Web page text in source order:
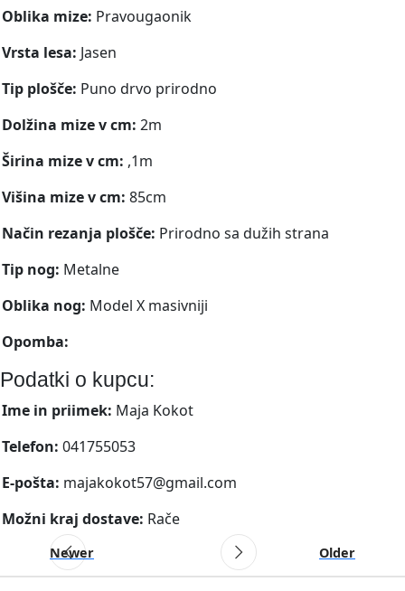
Oblika mize: Pravougaonik
Vrsta lesa: Jasen
Tip plošče: Puno drvo prirodno
Dolžina mize v cm: 2m
Širina mize v cm: ,1m
Višina mize v cm: 85cm
Način rezanja plošče: Prirodno sa dužih strana
Tip nog: Metalne
Oblika nog: Model X masivniji
Opomba:
Podatki o kupcu:
Ime in priimek: Maja Kokot
Telefon: 041755053
E-pošta: majakokot57@gmail.com
Možni kraj dostave: Rače
Newer Older